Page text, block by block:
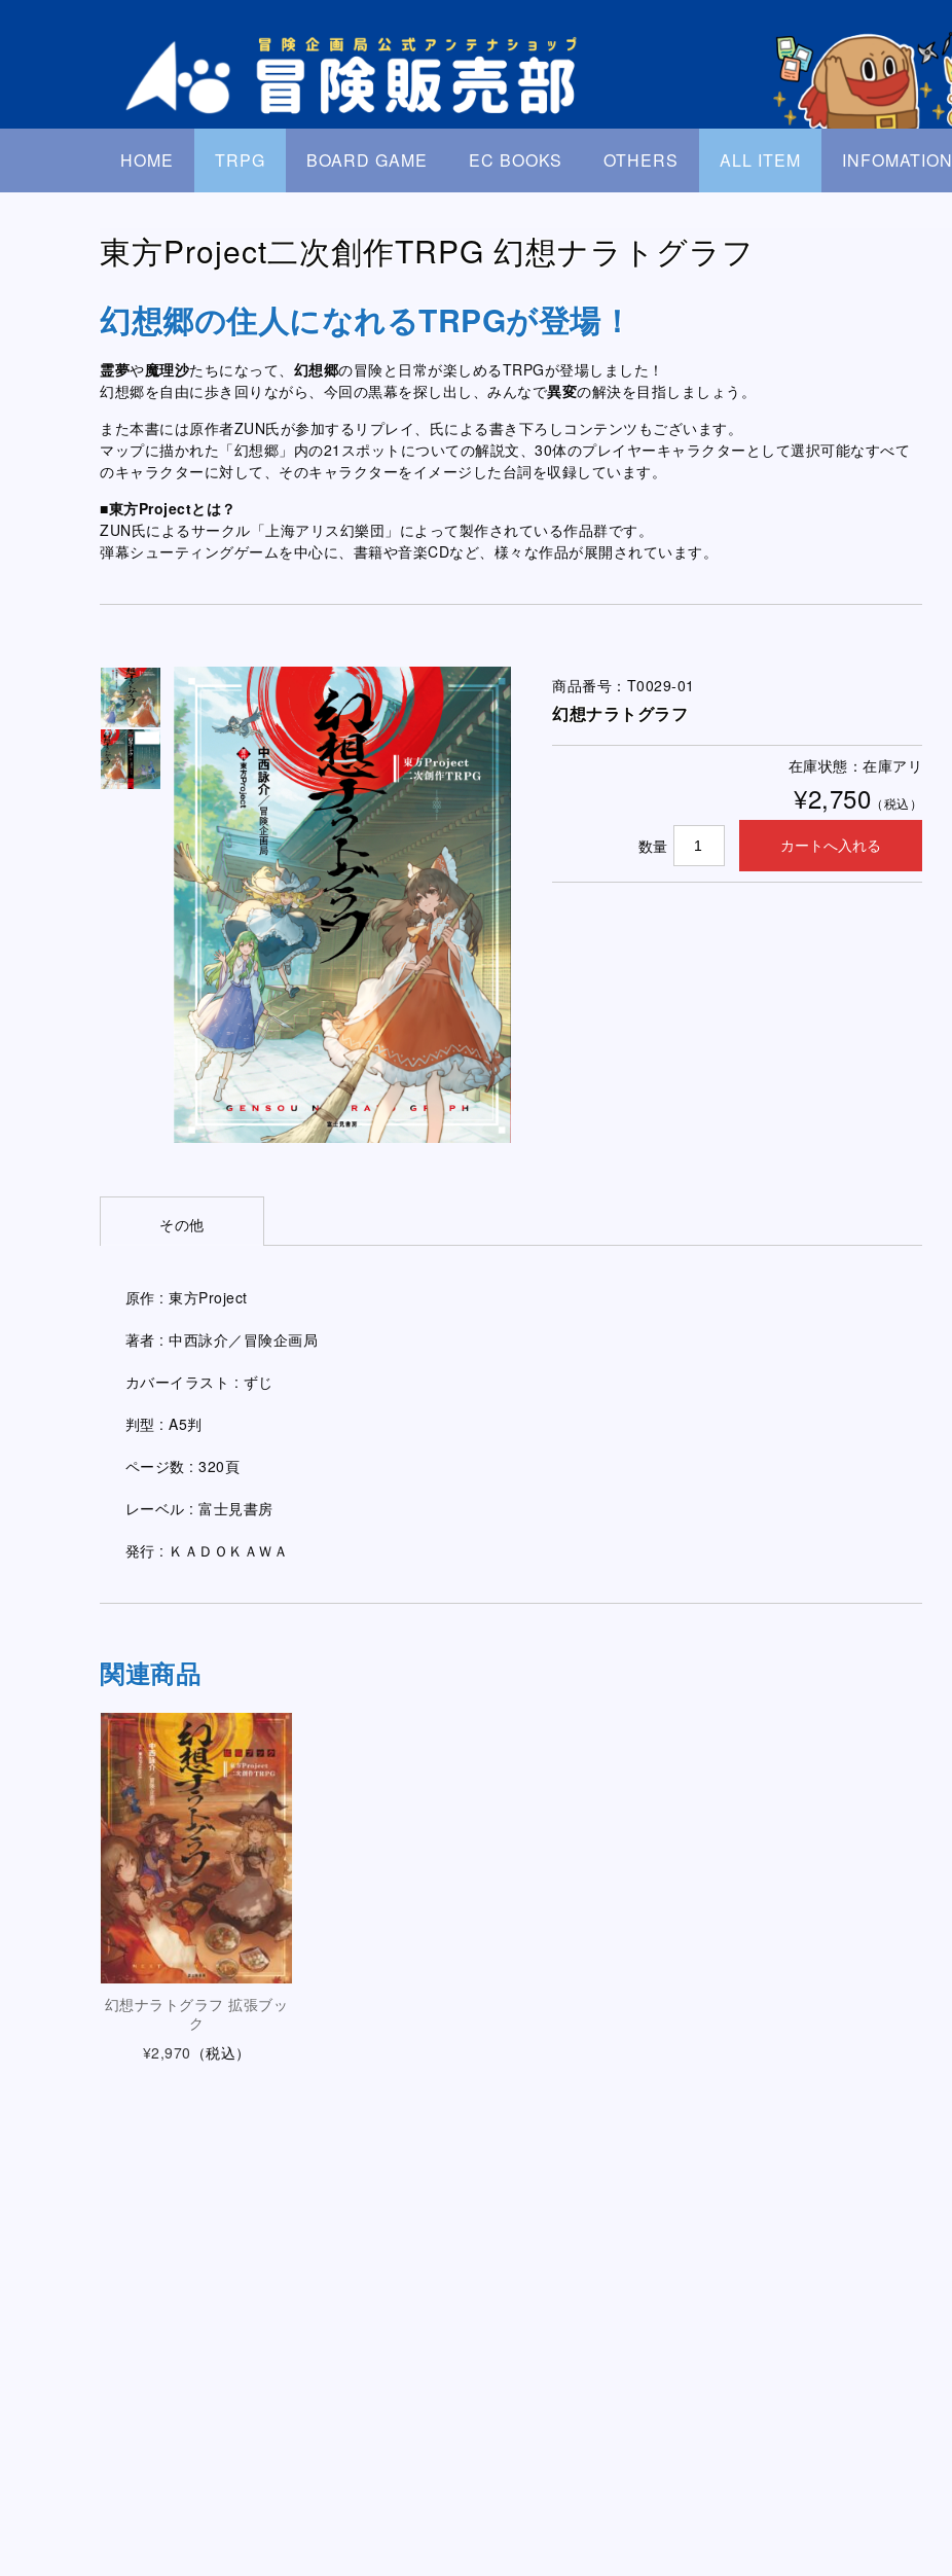
HOME TRPG BOARD GAME EC BOOKS OTHERS ALL ITEM INFOMATION
東方Project二次創作TRPG 幻想ナラトグラフ
幻想郷の住人になれるTRPGが登場！
霊夢や魔理沙たちになって、 幻想郷の冒険と日常が楽しめるTRPGが登場しました！
幻想郷を自由に歩き回りながら、今回の黒幕を探し出し、みんなで異変の解決を目指しましょう。
また本書には原作者ZUN氏が参加するリプレイ、氏による書き下ろしコンテンツもございます。
マップに描かれた「幻想郷」内の21スポットについての解説文、30体のプレイヤーキャラクターとして選択可能なすべて
のキャラクターに対して、そのキャラクターをイメージした台詞を収録しています。
■東方Projectとは？
ZUN氏によるサークル「上海アリス幻樂団」によって製作されている作品群です。
弾幕シューティングゲームを中心に、書籍や音楽CDなど、様々な作品が展開されています。
商品番号：T0029-01
幻想ナラトグラフ
在庫状態：在庫アリ
¥2,750 （税込）
数量
その他
原作 : 東方Project
著者 : 中西詠介／冒険企画局
カバーイラスト : ずじ
判型 : A5判
ページ数 : 320頁
レーベル : 富士見書房
発行 : ＫＡＤＯＫＡＷＡ
関連商品
幻想ナラトグラフ 拡張ブッ
ク
¥2,970 （税込）